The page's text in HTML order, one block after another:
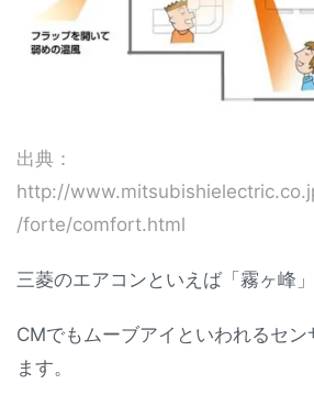
出典：
http://
/forte/comfort.html
三菱のエアコンといえば「霧ヶ峰」
CMでもムーブアイといわれるセン
ます。